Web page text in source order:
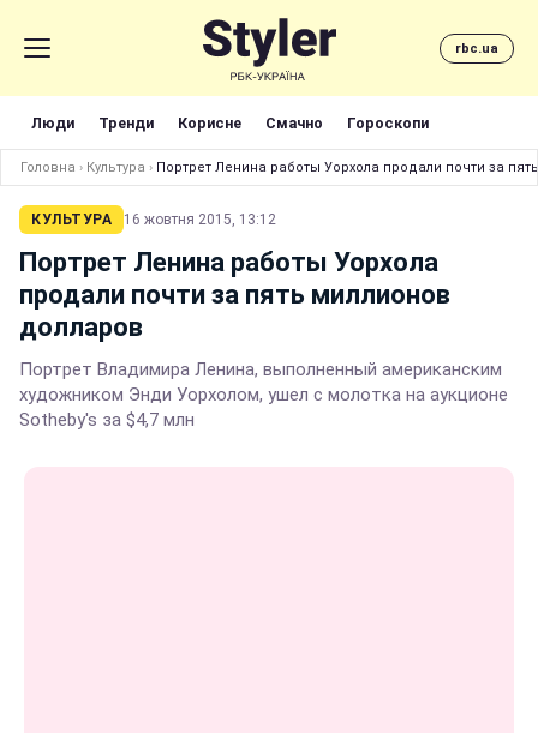
rbc.ua
Люди Тренди Корисне Смачно Гороскопи
Головна › Культура › Портрет Ленина работы Уорхола продали почти за
КУЛЬТУРА 16 жовтня 2015, 13:12
Портрет Ленина работы Уорхола
продали почти за пять миллионов
долларов
Портрет Владимира Ленина, выполненный американским
художником Энди Уорхолом, ушел с молотка на аукционе
Sotheby's за $4,7 млн